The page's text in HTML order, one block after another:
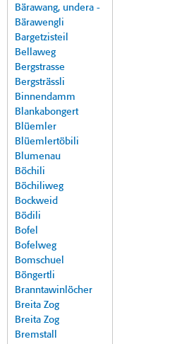
Bärawang, undera -
Bärawengli
Bargetzisteil
Bellaweg
Bergstrasse
Bergsträssli
Binnendamm
Blankabongert
Blüemler
Blüemlertöbili
Blumenau
Böchili
Böchiliweg
Bockweid
Bödili
Bofel
Bofelweg
Bomschuel
Böngertli
Branntawinlöcher
Breita Zog
Breita Zog
Bremstall